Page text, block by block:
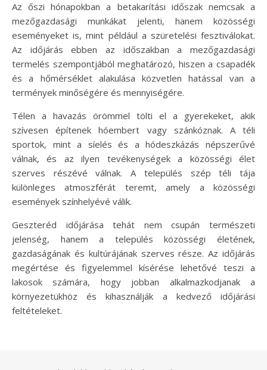
Az őszi hónapokban a betakarítási időszak nemcsak a
mezőgazdasági munkákat jelenti, hanem közösségi
eseményeket is, mint például a szüretelési fesztiválokat.
Az időjárás ebben az időszakban a mezőgazdasági
termelés szempontjából meghatározó, hiszen a csapadék
és a hőmérséklet alakulása közvetlen hatással van a
termények minőségére és mennyiségére.
Télen a havazás örömmel tölti el a gyerekeket, akik
szívesen építenek hóembert vagy szánkóznak. A téli
sportok, mint a síelés és a hódeszkázás népszerűvé
válnak, és az ilyen tevékenységek a közösségi élet
szerves részévé válnak. A település szép téli tája
különleges atmoszférát teremt, amely a közösségi
események színhelyévé válik.
Geszteréd időjárása tehát nem csupán természeti
jelenség, hanem a település közösségi életének,
gazdaságának és kultúrájának szerves része. Az időjárás
megértése és figyelemmel kísérése lehetővé teszi a
lakosok számára, hogy jobban alkalmazkodjanak a
környezetükhöz és kihasználják a kedvező időjárási
feltételeket.